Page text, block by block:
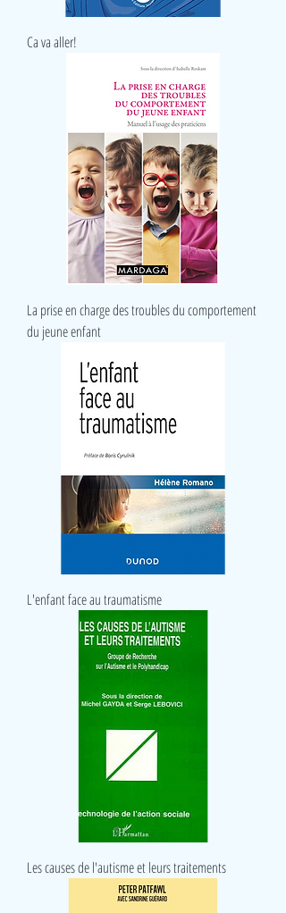
Ca va aller!
La prise en charge des troubles du comportement
du jeune enfant
L'enfant face au traumatisme
Les causes de l'autisme et leurs traitements